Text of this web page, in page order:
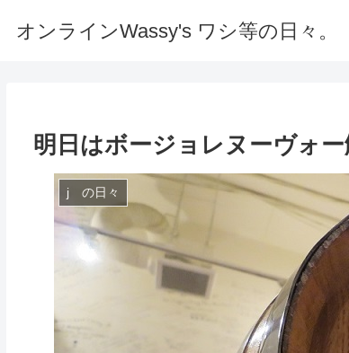
オンラインWassy's ワシ等の日々。
明日はボージョレヌーヴォ
j の日々